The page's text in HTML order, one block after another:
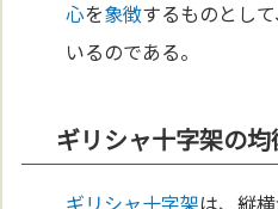
心を象徴するものとし
いるのである。
ギリシャ十字架の均
ギリシャ十字架は、縦